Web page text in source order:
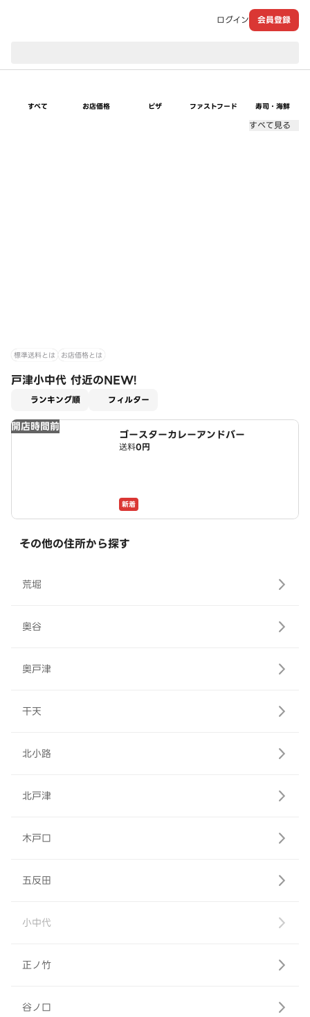
ログイン 会員登録
すべて お店価格 ピザ ファストフード 寿司・海鮮
すべて見る
標準送料とは お店価格とは
戸津小中代 付近のNEW!
ランキング順 フィルター
開店時間前
ゴースターカレーアンドバー
送料0円
新着
その他の住所から探す
荒堀
奥谷
奥戸津
干天
北小路
北戸津
木戸口
五反田
小中代
正ノ竹
谷ノ口